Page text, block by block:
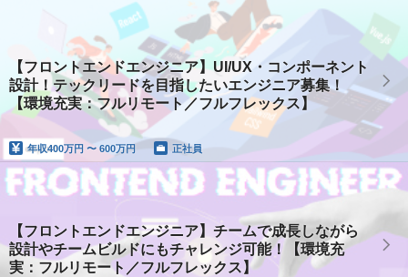
【フロントエンドエンジニア】UI/UX・コンポーネント
設計！テックリードを目指したいエンジニア募集！
【環境充実：フルリモート／フルフレックス】
年収400万円 〜 600万円 正社員
【フロントエンドエンジニア】チームで成長しながら
設計やチームビルドにもチャレンジ可能！【環境充
実：フルリモート／フルフレックス】